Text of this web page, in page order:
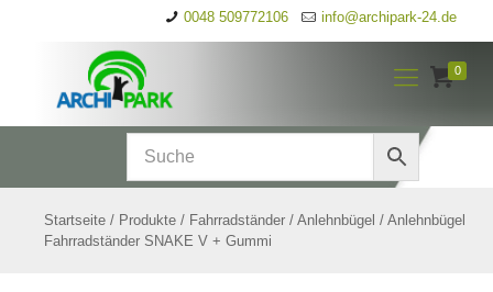
0048 509772106 info@archipark-24.de
0
Startseite / Produkte / Fahrradständer / Anlehnbügel / Anlehnbügel
Fahrradständer SNAKE V + Gummi